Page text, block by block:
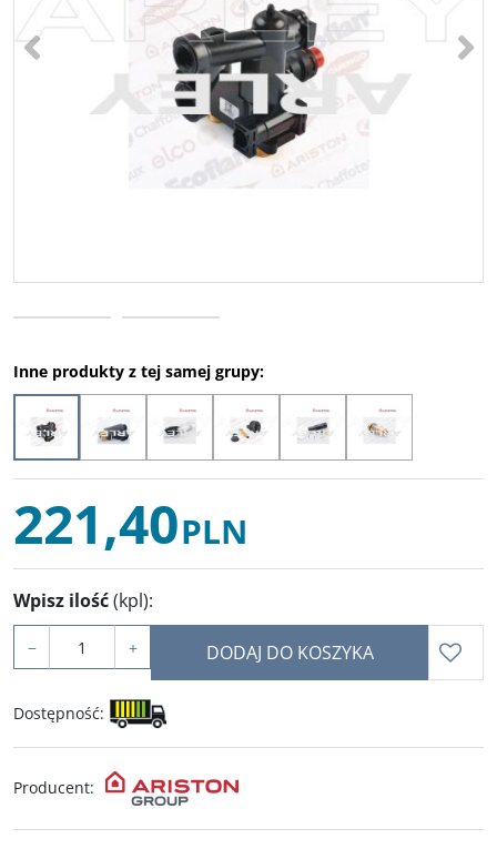
<
Inne produkty z tej samej grupy:
221,40PLN
Wpisz ilość(kpl):
− + DODAJ DO KOSZYKA
Dostępność:
Producent: